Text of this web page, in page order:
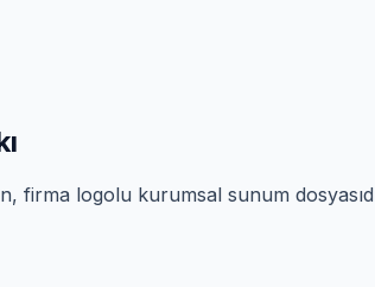
firma logolu kurumsal sunum